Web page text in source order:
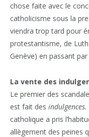
chose faite avec le
catholicisme sous la
viendra trop tard pour
protestantisme, de
Genève) en passant
La vente des
Le premier des
est fait des indulgences.
catholique a pris
allègement des peines